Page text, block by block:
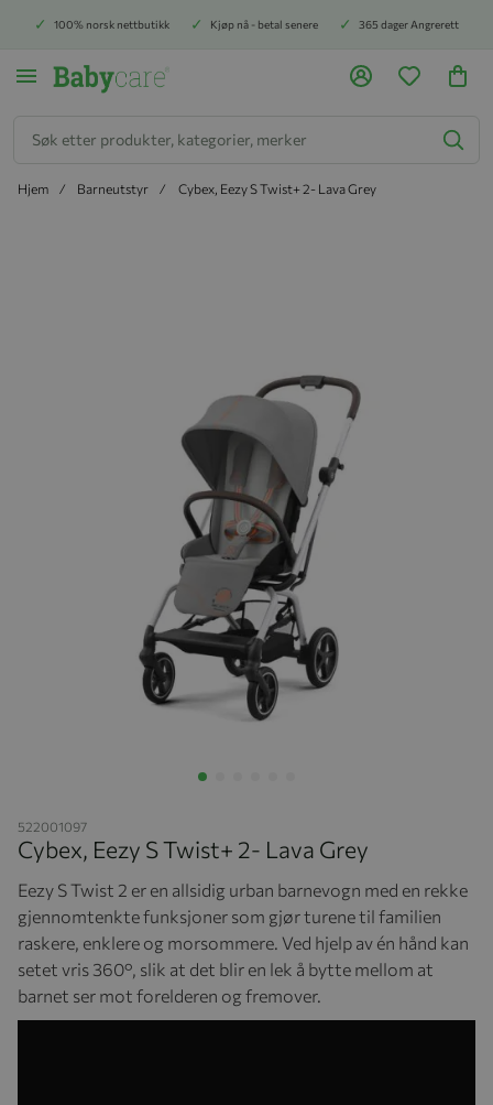
100% norsk nettbutikk Kjøp nå - betal senere 365 dager Angrerett
Hjem Barneutstyr Cybex, Eezy S Twist+ 2- Lava Grey
522001097
Cybex, Eezy S Twist+ 2- Lava Grey
Eezy S Twist 2 er en allsidig urban barnevogn med en rekke
gjennomtenkte funksjoner som gjør turene til familien
raskere, enklere og morsommere. Ved hjelp av én hånd kan
setet vris 360°, slik at det blir en lek å bytte mellom at
barnet ser mot forelderen og fremover.